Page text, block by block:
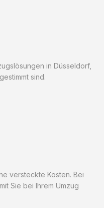
in Düsseldorf,
sind.
versteckte Kosten. Bei
Sie bei Ihrem Umzug